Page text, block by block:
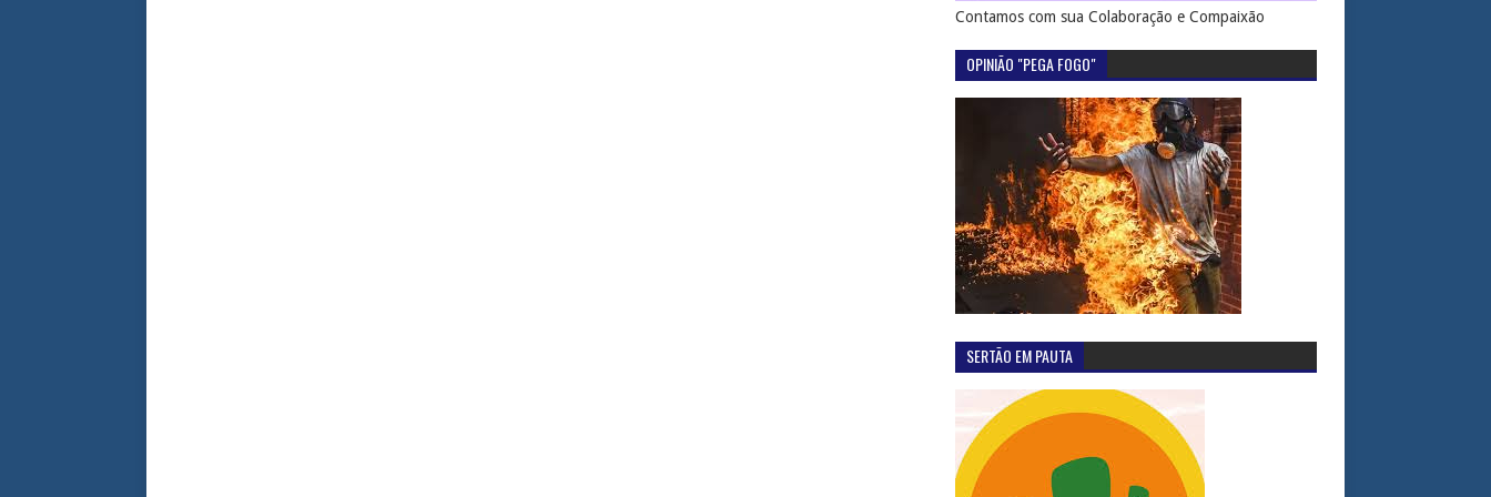
Contamos com sua Colaboração e Compaixão
OPINIÃO "PEGA FOGO"
SERTÃO EM PAUTA